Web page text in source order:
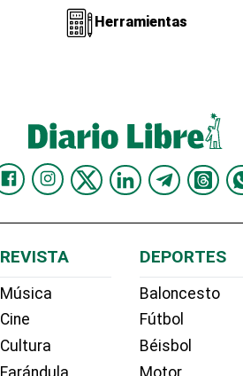
Herramientas
REVISTA
Música
Cine
Cultura
Farándula
DEPORTES
Baloncesto
Fútbol
Béisbol
Motor